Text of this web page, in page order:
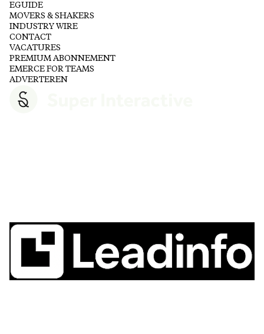
EGUIDE
MOVERS & SHAKERS
INDUSTRY WIRE
CONTACT
VACATURES
PREMIUM ABONNEMENT
EMERCE FOR TEAMS
ADVERTEREN